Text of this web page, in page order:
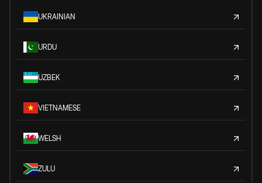
UKRAINIAN
URDU
UZBEK
VIETNAMESE
WELSH
ZULU